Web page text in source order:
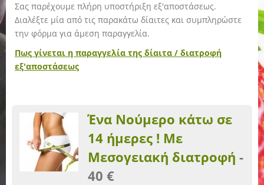
Σας παρέχουμε πλήρη υποστήριξη εξ'αποστάσεως.
Διαλέξτε μία από τις παρακάτω δίαιτες και συμπληρώστε
την φόρμα για άμεση παραγγελία.
Πως γίνεται η παραγγελία της δίαιτα / διατροφή
εξ'αποστάσεως
Ένα Νούμερο κάτω σε
14 ήμερες ! Με
Μεσογειακή διατροφή -
40 €